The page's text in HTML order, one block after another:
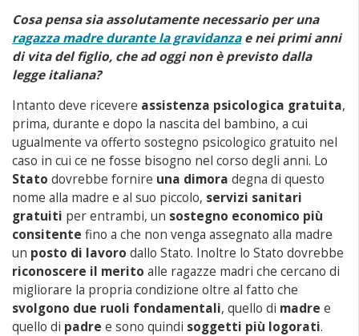
Cosa pensa sia assolutamente necessario per una
ragazza madre durante la gravidanzae nei primi anni
di vita del figlio, che ad oggi non è previsto dalla
legge italiana?
Intanto deve ricevere assistenza psicologica gratuita,
prima, durante e dopo la nascita del bambino, a cui
ugualmente va offerto sostegno psicologico gratuito nel
caso in cui ce ne fosse bisogno nel corso degli anni. Lo
Stato dovrebbe fornire una dimora degna di questo
nome alla madre e al suo piccolo, servizi sanitari
gratuiti per entrambi, un sostegno economico più
consitente fino a che non venga assegnato alla madre
un posto di lavoro dallo Stato. Inoltre lo Stato dovrebbe
riconoscere il merito alle ragazze madri che cercano di
migliorare la propria condizione oltre al fatto che
svolgono due ruoli fondamentali, quello di madre e
quello di padre e sono quindi soggetti più logorati.